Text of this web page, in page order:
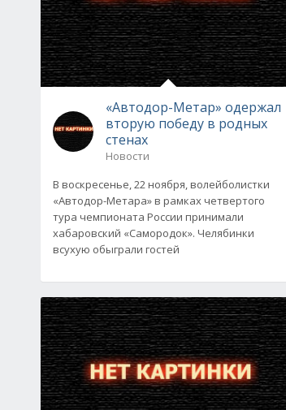
«Автодор-Метар» одержал
вторую победу в родных
стенах
Новости
В воскресенье, 22 ноября, волейболистки
«Автодор-Метара» в рамках четвертого
тура чемпионата России принимали
хабаровский «Самородок». Челябинки
всухую обыграли гостей